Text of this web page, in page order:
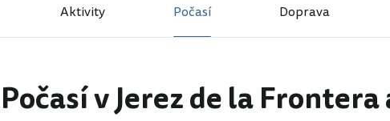
Aktivity Počasí Doprava
Počasí v Jerez de la